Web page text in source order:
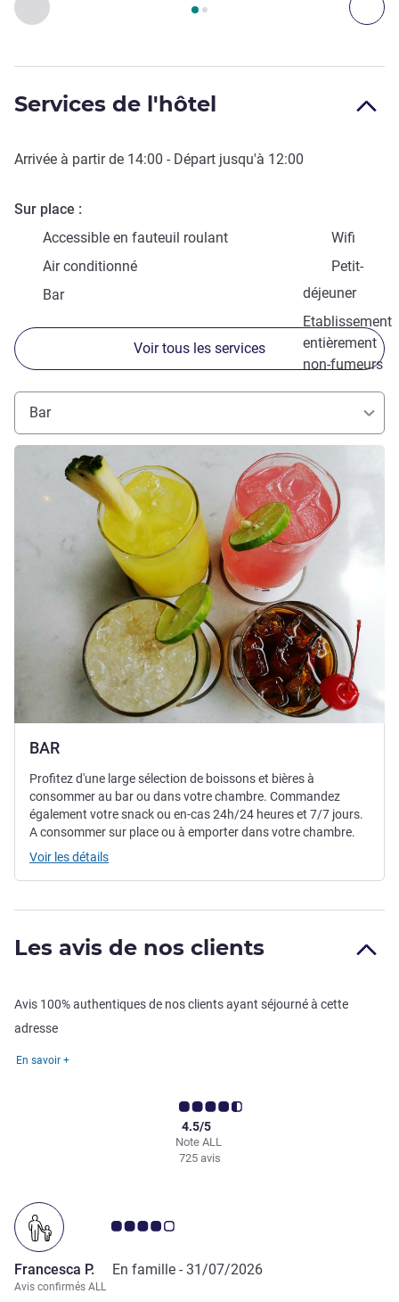
Précédent - Accès & Transport
Services de l'hôtel
Arrivée à partir de 14:00 - Départ jusqu'à 12:00
Sur place
Accessible en fauteuil roulant
Wifi
Air conditionné
Petit-
déjeuner
Bar
Etablissement
entièrement
non-fumeurs
Voir tous les services
Bar
BAR
Voir les détails
Profitez d'une large sélection de boissons et bières à
consommer au bar ou dans votre chambre. Commandez
également votre snack ou en-cas 24h/24 heures et 7/7 jours.
A consommer sur place ou à emporter dans votre chambre.
Voir les détails
Les avis de nos clients
Avis 100% authentiques de nos clients ayant séjourné à cette
adresse
En savoir +
Note ALL
4.5/5
725 avis
Note Avis clients 4.0/5
Francesca P. En famille - 31/07/2026
Avis confirmés ALL